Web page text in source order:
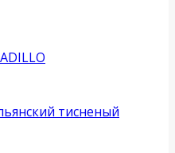
тисненый